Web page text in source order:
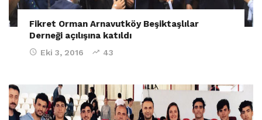
Fikret Orman Arnavutköy Beşiktaşlılar
Derneği açılışına katıldı
Eki 3, 2016 43